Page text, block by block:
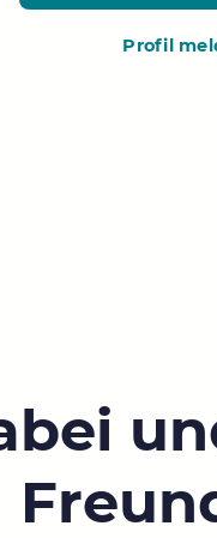
Profil